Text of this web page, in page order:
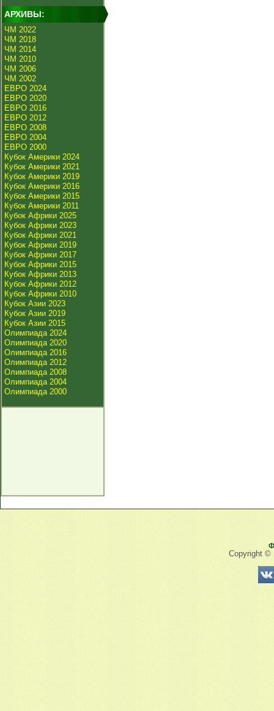
АРХИВЫ:
ЧМ 2022
ЧМ 2018
ЧМ 2014
ЧМ 2010
ЧМ 2006
ЧМ 2002
ЕВРО 2024
ЕВРО 2020
ЕВРО 2016
ЕВРО 2012
ЕВРО 2008
ЕВРО 2004
ЕВРО 2000
Кубок Америки 2024
Кубок Америки 2021
Кубок Америки 2019
Кубок Америки 2016
Кубок Америки 2015
Кубок Америки 2011
Кубок Африки 2025
Кубок Африки 2023
Кубок Африки 2021
Кубок Африки 2019
Кубок Африки 2017
Кубок Африки 2015
Кубок Африки 2013
Кубок Африки 2012
Кубок Африки 2010
Кубок Азии 2023
Кубок Азии 2019
Кубок Азии 2015
Олимпиада 2024
Олимпиада 2020
Олимпиада 2016
Олимпиада 2012
Олимпиада 2008
Олимпиада 2004
Олимпиада 2000
Copyright ©